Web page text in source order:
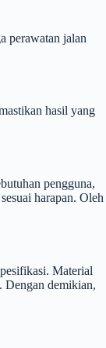
perawatan jalan
hasil yang
pengguna,
harapan. Oleh
Material
Dengan demikian,